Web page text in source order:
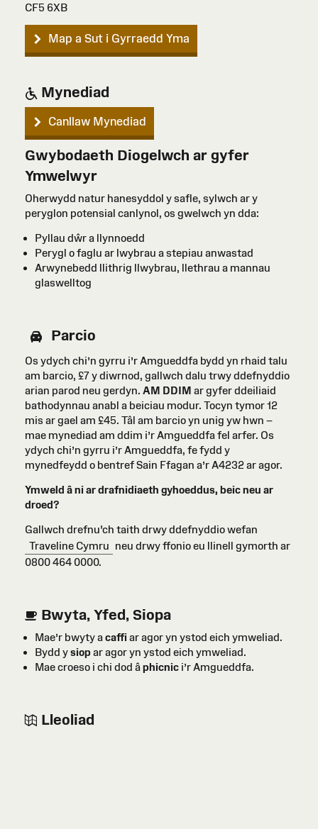
CF5 6XB
Map a Sut i Gyrraedd Yma
Mynediad
Canllaw Mynediad
Gwybodaeth Diogelwch ar gyfer
Ymwelwyr
Oherwydd natur hanesyddol y safle, sylwch ar y
peryglon potensial canlynol, os gwelwch yn dda:
Pyllau dŵr a llynnoedd
Perygl o faglu ar lwybrau a stepiau anwastad
Arwynebedd llithrig llwybrau, llethrau a mannau
glaswelltog
Parcio
Os ydych chi’n gyrru i’r Amgueddfa bydd yn rhaid talu
am barcio, £7 y diwrnod, gallwch dalu trwy ddefnyddio
arian parod neu gerdyn. AM DDIM ar gyfer ddeiliaid
bathodynnau anabl a beiciau modur. Tocyn tymor 12
mis ar gael am £45. Tâl am barcio yn unig yw hwn –
mae mynediad am ddim i’r Amgueddfa fel arfer. Os
ydych chi’n gyrru i’r Amgueddfa, fe fydd y
mynedfeydd o bentref Sain Ffagan a’r A4232 ar agor.
Ymweld â ni ar drafnidiaeth gyhoeddus, beic neu ar
droed?
Gallwch drefnu'ch taith drwy ddefnyddio wefan
Traveline Cymru neu drwy ffonio eu llinell gymorth ar
0800 464 0000.
Bwyta, Yfed, Siopa
Mae’r bwyty acaffiar agor yn ystod eich ymweliad.
Bydd ysiopar agor yn ystod eich ymweliad.
Mae croeso i chi dod âphicnic i’r Amgueddfa.
Lleoliad